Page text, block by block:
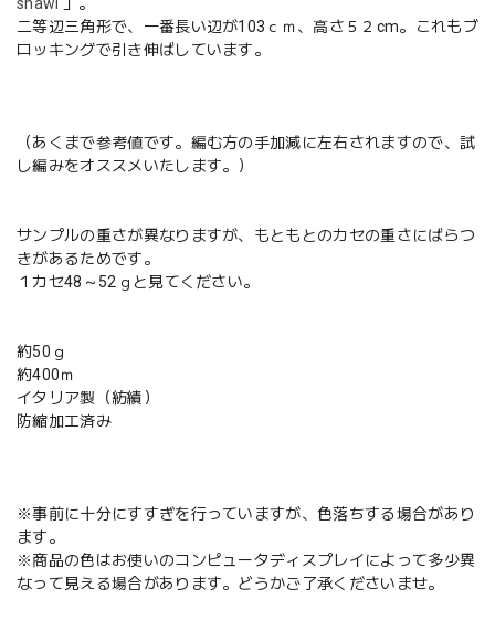
二等辺三角形で、一番長い辺が103ｃｍ、高さ５２cm。これもブ
ロッキングで引き伸ばしています。
（あくまで参考値です。編む方の手加減に左右されますので、試
し編みをオススメいたします。）
サンプルの重さが異なりますが、もともとのカセの重さにばらつ
きがあるためです。
１カセ48～52ｇと見てください。
約50ｇ
約400ｍ
イタリア製（紡績）
防縮加工済み
※事前に十分にすすぎを行っていますが、色落ちする場合があり
ます。
※商品の色はお使いのコンピュータディスプレイによって多少異
なって見える場合があります。どうかご了承くださいませ。